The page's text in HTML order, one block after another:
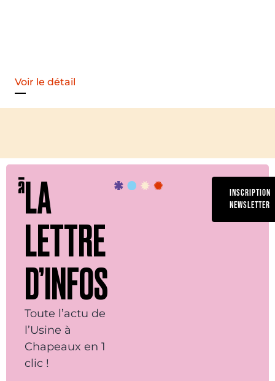
Voir le détail
LA
LETTRE
D’INFOS
Toute l’actu de
l’Usine à
Chapeaux en 1
clic !
INSCRIPTION
NEWSLETTER